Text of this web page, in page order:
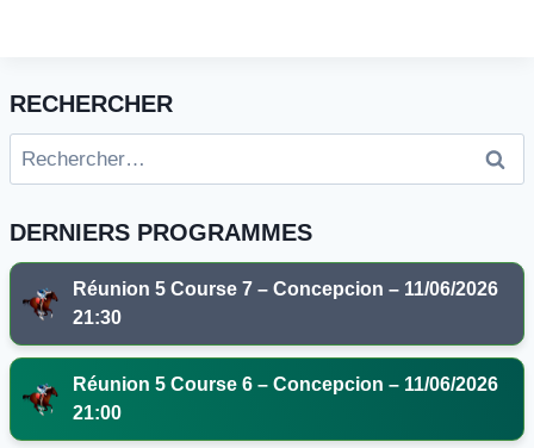
RECHERCHER
Rechercher :
DERNIERS PROGRAMMES
Réunion 5 Course 7 – Concepcion – 11/06/2026
21:30
Réunion 5 Course 6 – Concepcion – 11/06/2026
21:00